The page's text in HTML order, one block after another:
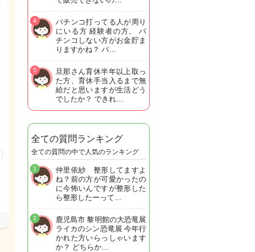
パチンコ打ってる人が周り
にいる方 経験者の方、 パ
チンコしない方がお金貯ま
りますかね？ パ…
4
旦那さん育休半年以上取っ
た方、育休手当入るまで無
給だと思いますが生活どう
でしたか？ できれ…
5
全ての質問ランキング
全ての質問の中で人気のランキング
仲里依紗 整形してますよ
ね？前の方が可愛かったの
に今怖いんですが整形した
ら整形したーって…
1
鹿児島市 黎明館の大恐竜展
ライカのシン恐竜展 今年行
かれた方いらっしゃいます
か？ どちらか…
2